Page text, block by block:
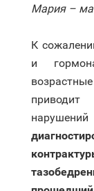
Мария –
К
и